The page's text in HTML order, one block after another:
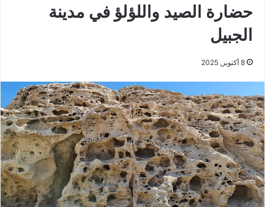
حضارة الصيد واللؤلؤ في مدينة
الجبيل
8 أكتوبر, 2025